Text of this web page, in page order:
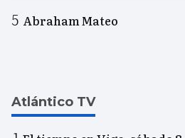
Abraham Mateo
Atlántico TV